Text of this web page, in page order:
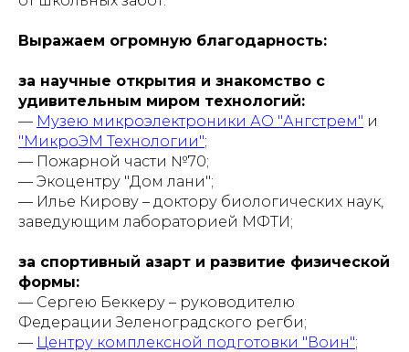
Выражаем огромную благодарность:
за научные открытия и знакомство с
удивительным миром технологий:
— Музею микроэлектроники АО "Ангстрем" и
"МикроЭМ Технологии";
— Пожарной части №70;
— Экоцентру "Дом лани";
— Илье Кирову – доктору биологических наук,
заведующим лабораторией МФТИ;
за спортивный азарт и развитие физической
формы:
— Сергею Беккеру – руководителю
Федерации Зеленоградского регби;
— Центру комплексной подготовки "Воин";